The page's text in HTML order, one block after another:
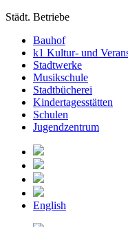
Städt. Betriebe
Bauhof
k1 Kultur- und
Stadtwerke
Musikschule
Stadtbücherei
Kindertagesstätten
Schulen
Jugendzentrum
English